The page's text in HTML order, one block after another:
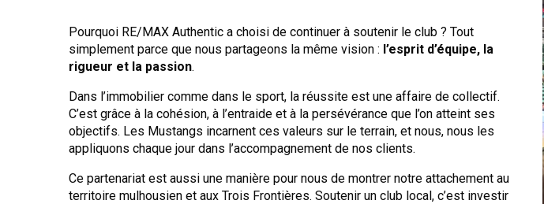
Pourquoi RE/MAX Authentic a choisi de continuer à soutenir le club ? Tout
simplement parce que nous partageons la même vision : l’esprit d’équipe, la
rigueur et la passion.
Dans l’immobilier comme dans le sport, la réussite est une affaire de collectif.
C’est grâce à la cohésion, à l’entraide et à la persévérance que l’on atteint ses
objectifs. Les Mustangs incarnent ces valeurs sur le terrain, et nous, nous les
appliquons chaque jour dans l’accompagnement de nos clients.
Ce partenariat est aussi une manière pour nous de montrer notre attachement au
territoire mulhousien et aux Trois Frontières. Soutenir un club local, c’est investir